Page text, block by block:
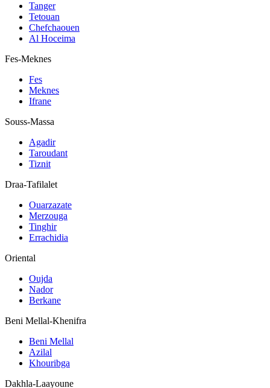
Tanger
Tetouan
Chefchaouen
Al Hoceima
Fes-Meknes
Fes
Meknes
Ifrane
Souss-Massa
Agadir
Taroudant
Tiznit
Draa-Tafilalet
Ouarzazate
Merzouga
Tinghir
Errachidia
Oriental
Oujda
Nador
Berkane
Beni Mellal-Khenifra
Beni Mellal
Azilal
Khouribga
Dakhla-Laayoune